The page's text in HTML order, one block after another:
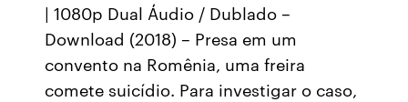
| 1080p Dual Áudio / Dublado –
Download (2018) – Presa em um
convento na Romênia, uma freira
comete suicídio. Para investigar o caso,